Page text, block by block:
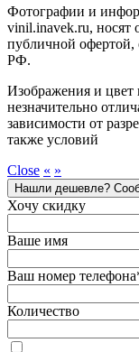
Фотографии и
vinil.inavek.ru, носят
публичной
РФ.
Изображения и цвет
незначительно
зависимости от
также условий
Close « »
Нашли дешевле?
Хочу скидку
Ваше имя
Ваш номер телефона
Количество